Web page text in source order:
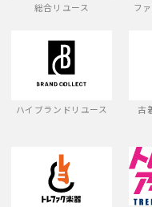
総合リユース フ
ハイブランドリユース 古